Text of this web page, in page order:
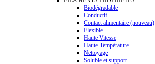
Biodégradable
Conductif
Contact alimentaire (nouveau)
Flexible
Haute Vitesse
Haute-Température
Nettoyage
Soluble et support